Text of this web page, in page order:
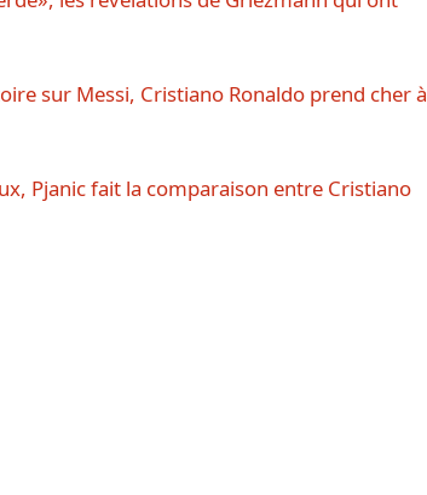
sur Messi, Cristiano Ronaldo prend cher à
Pjanic fait la comparaison entre Cristiano